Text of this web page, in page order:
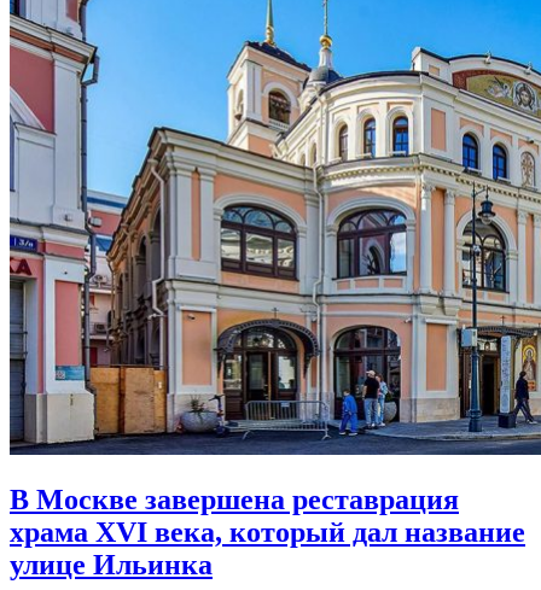
В Москве завершена реставрация
храма XVI века, который дал название
улице Ильинка